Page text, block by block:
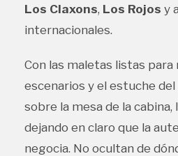
Los Claxons, Los Rojos y
internacionales.
Con las maletas listas para
escenarios y el estuche
sobre la mesa de la cabina,
dejando en claro que la
negocia. No ocultan de